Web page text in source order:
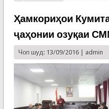
Ҳамкориҳои
ҷаҳонии озуқаи
Чоп шуд: 13/09/2016 | admin